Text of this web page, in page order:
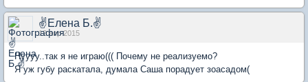
✌Елена Б.✌
12 апр 2015
Нуууу..так я не играю((( Почему не реализуемо?
Я уж губу раскатала, думала Саша порадует зоасадом(